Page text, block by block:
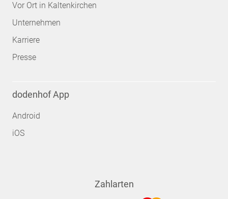
Vor Ort in Kaltenkirchen
Unternehmen
Karriere
Presse
dodenhof App
Android
iOS
Zahlarten